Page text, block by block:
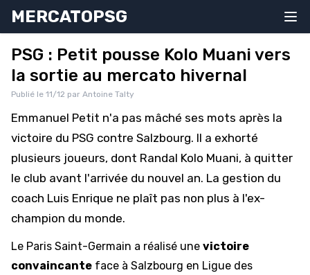
MERCATOPSG
PSG : Petit pousse Kolo Muani vers
la sortie au mercato hivernal
Publié le 11/12 par Antoine Talty
Emmanuel Petit n'a pas mâché ses mots après la
victoire du PSG contre Salzbourg. Il a exhorté
plusieurs joueurs, dont Randal Kolo Muani, à quitter
le club avant l'arrivée du nouvel an. La gestion du
coach Luis Enrique ne plaît pas non plus à l'ex-
champion du monde.
Le Paris Saint-Germain a réalisé une victoire
convaincante face à Salzbourg en Ligue des